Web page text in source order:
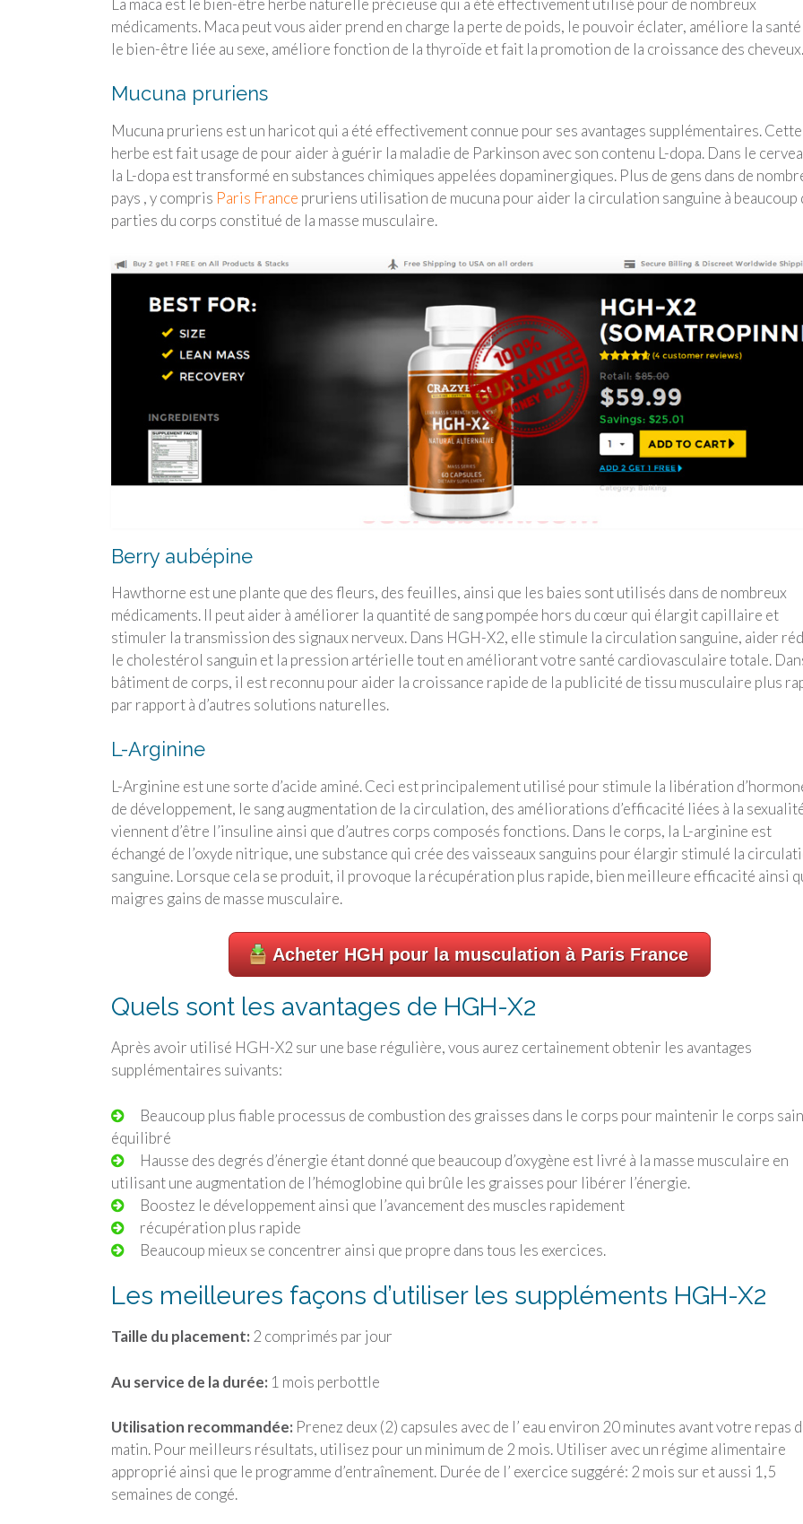
La maca est le bien-être herbe naturelle précieuse qui a été effectivement utilisé pour de nombreux
médicaments. Maca peut vous aider prend en charge la perte de poids, le pouvoir éclater, améliore la
le bien-être liée au sexe, améliore fonction de la thyroïde et fait la promotion de la croissance des cheveux.
Mucuna pruriens
Mucuna pruriens est un haricot qui a été effectivement connue pour ses avantages supplémentaires. Cette
herbe est fait usage de pour aider à guérir la maladie de Parkinson avec son contenu L-dopa. Dans le
la L-dopa est transformé en substances chimiques appelées dopaminergiques. Plus de gens dans de
pays , y compris Paris France pruriens utilisation de mucuna pour aider la circulation sanguine à beaucoup
parties du corps constitué de la masse musculaire.
Berry aubépine
Hawthorne est une plante que des fleurs, des feuilles, ainsi que les baies sont utilisés dans de nombreux
médicaments. Il peut aider à améliorer la quantité de sang pompée hors du cœur qui élargit capillaire et
stimuler la transmission des signaux nerveux. Dans HGH-X2, elle stimule la circulation sanguine, aider
le cholestérol sanguin et la pression artérielle tout en améliorant votre santé cardiovasculaire totale.
bâtiment de corps, il est reconnu pour aider la croissance rapide de la publicité de tissu musculaire plus
par rapport à d’autres solutions naturelles.
L-Arginine
L-Arginine est une sorte d’acide aminé. Ceci est principalement utilisé pour stimule la libération
de développement, le sang augmentation de la circulation, des améliorations d’efficacité liées à la
viennent d’être l’insuline ainsi que d’autres corps composés fonctions. Dans le corps, la L-arginine est
échangé de l’oxyde nitrique, une substance qui crée des vaisseaux sanguins pour élargir stimulé la
sanguine. Lorsque cela se produit, il provoque la récupération plus rapide, bien meilleure efficacité ainsi
maigres gains de masse musculaire.
Acheter HGH pour la musculation à Paris France
Quels sont les avantages de HGH-X2
Après avoir utilisé HGH-X2 sur une base régulière, vous aurez certainement obtenir les avantages
supplémentaires suivants:
Beaucoup plus fiable processus de combustion des graisses dans le corps pour maintenir le corps
équilibré
Hausse des degrés d’énergie étant donné que beaucoup d’oxygène est livré à la masse musculaire en
utilisant une augmentation de l’hémoglobine qui brûle les graisses pour libérer l’énergie.
Boostez le développement ainsi que l’avancement des muscles rapidement
récupération plus rapide
Beaucoup mieux se concentrer ainsi que propre dans tous les exercices.
Les meilleures façons d’utiliser les suppléments HGH-X2
Taille du placement: 2 comprimés par jour
Au service de la durée: 1 mois perbottle
Utilisation recommandée: Prenez deux (2) capsules avec de l’ eau environ 20 minutes avant votre repas
matin. Pour meilleurs résultats, utilisez pour un minimum de 2 mois. Utiliser avec un régime alimentaire
approprié ainsi que le programme d’entraînement. Durée de l’ exercice suggéré: 2 mois sur et aussi 1,5
semaines de congé.